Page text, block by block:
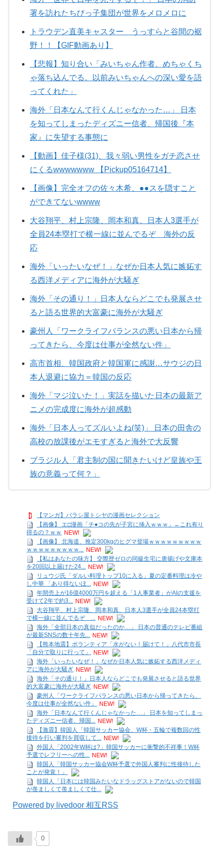
署を訪れたちびっ子集団が世界をメロメロに
トラウデン直美キャスター うっすらと谷間の裾
野！！【GIF動画あり】
【悲報】知り合い「みいちゃん作者、めちゃくち
ゃ落ち込んでる。以前みいちゃんへの深い愛を語
ってくれた」
海外「日本なんて行くんじゃなかった…」 日本
を知ってしまったディズニー信者、帰国後『本
家』に失望する事態に
【動画】佳子様(31)、我々弱い男性をガチ恋させ
にくるwwwwwww 【Pickup05164714】
【画像】完全オフの佐々木希、●●スを隠すこと
ができてないwwww
大谷翔平、村上宗隆、岡本和真、日本人3選手が
全員24本塁打で横一線に並んでるぞ 海外の反
応
海外「いったいなぜ！」なぜか日本人気に嫉妬す
る西洋メディアに海外が大騒ぎ
海外「その通り！」日本人ならどこでも発展させ
ると語る世界的大富豪に海外が大騒ぎ
豪州人「ワークライフバランスの悪い日本から帰
ってきたら、今度は仕事が全然ない件」
高市首相、韓国政府と韓国軍に感謝…サウジの日
本人退避に協力＝韓国の反応
海外「マジ泣いた！」実話を描いた日本の最新ア
ニメの完成度に海外が超感動
海外「日本人ってズルいよね(笑)」 日本の田舎の
高校の放課後がエモすぎると海外で大反響
ブラジル人「君主制の国に聞きたいけど皇族や王
族の意義って何？」
【マンガ】バラシ屋トシヤの漫画セレクション
【画像】 エ□漫画「チ●コの先が子宮に挿入ｗｗｗ」←これ有り
得るの？ｗｗ NEW!
【画像】 北海道、推定300kgのヒグマ登場ｗｗｗｗｗｗｗｗｗ
ｗｗｗｗｗｗｗｗｗ... NEW!
【私はあなたの味方】 交際歴ゼロの同級生宅に唐揚げや文庫本
を20回以上届けた24... NEW!
リュウジ氏「ダルい料理トップ10に入る」夏の定番料理は冷や
し中華 「あり得ないほ... NEW!
年間売上が16億4000万円を超える「1人事業者」がAIの支援を
受けて2年で約3... NEW!
大谷翔平、村上宗隆、岡本和真、日本人3選手が全員24本塁打
で横一線に並んでるぞ ... NEW!
海外「全部日本の真似だったのか…」 日本の普通のテレビ番組
が最新SNSの数十年先... NEW!
【熊本地震】ボランティア「水がない！届けて！」八代市市長
「自分で取りに行って」
NEW!
海外「いったいなぜ！」なぜか日本人気に嫉妬する西洋メディ
アに海外が大騒ぎ NEW!
海外「その通り！」日本人ならどこでも発展させると語る世界
的大富豪に海外が大騒ぎ NEW!
豪州人「ワークライフバランスの悪い日本から帰ってきたら、
今度は仕事が全然ない件」
NEW!
海外「日本なんて行くんじゃなかった…」 日本を知ってしまっ
たディズニー信者、帰国... NEW!
【激震】韓国人「韓国サッカー協会、W杯・五輪で複数回の性
接待を行い審判を買収して... NEW!
外国人「2002年W杯は?」韓国サッカーに衝撃的不祥事！W杯
予選でレフリーへの性... NEW!
韓国人「韓国サッカー協会W杯予選で外国人審判に性接待した
ことが発覚！」
韓国人「日本には韓国みたいなドラッグストアがないので韓国
が羨ましくて羨ましくて仕...
Powered by livedoor 相互RSS
0